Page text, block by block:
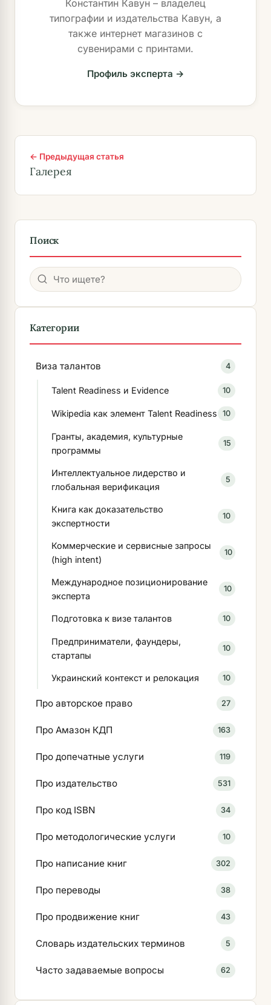
Константин Кавун – владелец
типографии и издательства Кавун, а
также интернет магазинов с
сувенирами с принтами.
Профиль эксперта →
← Предыдущая статья
Галерея
Поиск
Поиск
Категории
Виза талантов 4
Talent Readiness и Evidence 10
Wikipedia как элемент Talent Readiness 10
Гранты, академия, культурные
программы
15
Интеллектуальное лидерство и
глобальная верификация
5
Книга как доказательство
экспертности
10
Коммерческие и сервисные запросы
(high intent)
10
Международное позиционирование
эксперта
10
Подготовка к визе талантов 10
Предприниматели, фаундеры,
стартапы
10
Украинский контекст и релокация 10
Про авторское право 27
Про Амазон КДП 163
Про допечатные услуги 119
Про издательство 531
Про код ISBN 34
Про методологические услуги 10
Про написание книг 302
Про переводы 38
Про продвижение книг 43
Словарь издательских терминов 5
Часто задаваемые вопросы 62